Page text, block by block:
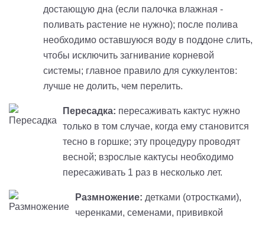
достающую дна (если палочка влажная -
поливать растение не нужно); после полива
необходимо оставшуюся воду в поддоне слить,
чтобы исключить загнивание корневой
системы; главное правило для суккулентов:
лучше не долить, чем перелить.
Пересадка: пересаживать кактус нужно
только в том случае, когда ему становится
тесно в горшке; эту процедуру проводят
весной; взрослые кактусы необходимо
пересаживать 1 раз в несколько лет.
Размножение: детками (отростками),
черенками, семенами, прививкой